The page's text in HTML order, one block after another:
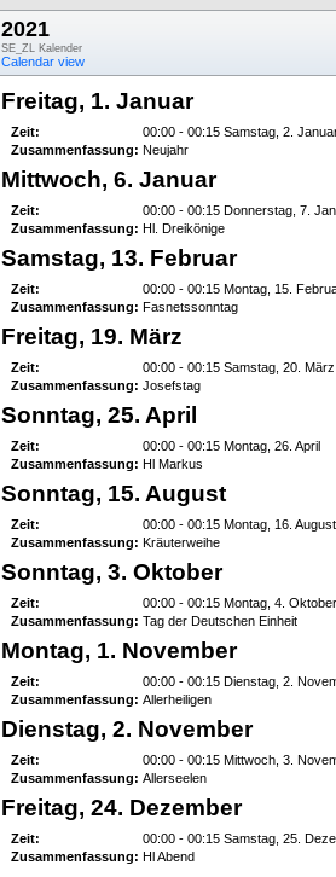
2021
SE_ZL Kalender
Calendar view
Freitag, 1. Januar
Zeit:
00:00 - 00:15 Samstag, 2.
Zusammenfassung: Neujahr
Mittwoch, 6. Januar
Zeit:
00:00 - 00:15 Donnerstag, 7.
Zusammenfassung: Hl. Dreikönige
Samstag, 13. Februar
Zeit:
00:00 - 00:15 Montag, 15.
Zusammenfassung: Fasnetssonntag
Freitag, 19. März
Zeit:
00:00 - 00:15 Samstag, 20. März
Zusammenfassung: Josefstag
Sonntag, 25. April
Zeit:
00:00 - 00:15 Montag, 26. April
Zusammenfassung: Hl Markus
Sonntag, 15. August
Zeit:
00:00 - 00:15 Montag, 16. August
Zusammenfassung: Kräuterweihe
Sonntag, 3. Oktober
Zeit:
00:00 - 00:15 Montag, 4. Oktober
Zusammenfassung: Tag der Deutschen Einheit
Montag, 1. November
Zeit:
00:00 - 00:15 Dienstag, 2.
Zusammenfassung: Allerheiligen
Dienstag, 2. November
Zeit:
00:00 - 00:15 Mittwoch, 3.
Zusammenfassung: Allerseelen
Freitag, 24. Dezember
Zeit:
00:00 - 00:15 Samstag, 25.
Zusammenfassung: Hl Abend